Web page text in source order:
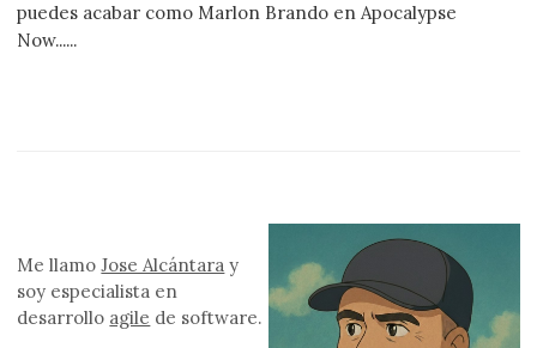
puedes acabar como Marlon Brando en Apocalypse
Now......
Me llamoJose Alcántara y
soy especialista en
desarrollo agile de software.